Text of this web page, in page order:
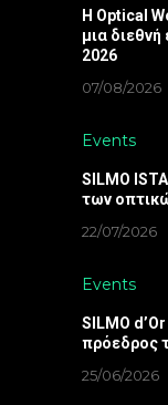
Η Optical
μια
2026
07/08/2026
Events
SILMO
των
22/07/2026
Events
SILMO
πρόεδρος
25/06/2026